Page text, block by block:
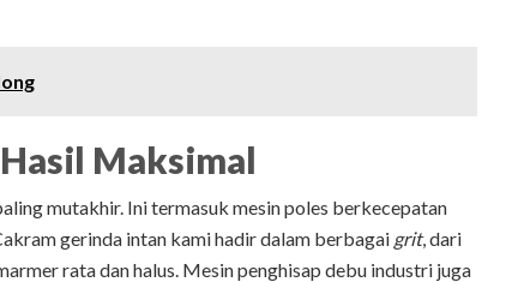
Maksimal
mutakhir. Ini termasuk mesin poles berkecepatan
gerinda intan kami hadir dalam berbagai grit, dari
rata dan halus. Mesin penghisap debu industri juga